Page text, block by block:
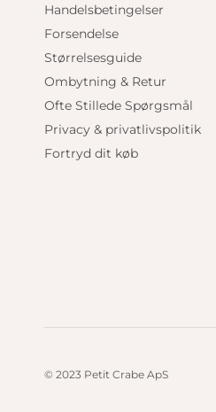
Handelsbetingelser
Forsendelse
Størrelsesguide
Ombytning & Retur
Ofte Stillede Spørgsmål
Privacy & privatlivspolitik
Fortryd dit køb
© 2023 Petit Crabe ApS